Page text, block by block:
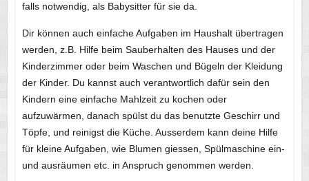
falls notwendig, als Babysitter für sie da.
Dir können auch einfache Aufgaben im Haushalt übertragen
werden, z.B. Hilfe beim Sauberhalten des Hauses und der
Kinderzimmer oder beim Waschen und Bügeln der Kleidung
der Kinder. Du kannst auch verantwortlich dafür sein den
Kindern eine einfache Mahlzeit zu kochen oder
aufzuwärmen, danach spülst du das benutzte Geschirr und
Töpfe, und reinigst die Küche. Ausserdem kann deine Hilfe
für kleine Aufgaben, wie Blumen giessen, Spülmaschine ein-
und ausräumen etc. in Anspruch genommen werden.